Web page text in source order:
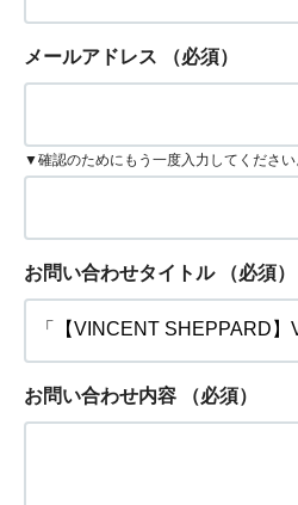
メールアドレス （必須）
▼確認のためにもう一度入力してください
お問い合わせタイトル （必須）
お問い合わせ内容 （必須）